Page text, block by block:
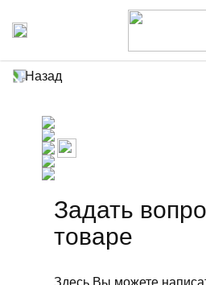
Назад
Задать
товаре
Здесь Вы можете